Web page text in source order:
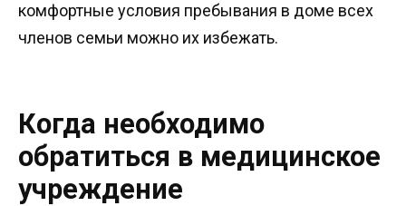
комфортные условия пребывания в доме всех
членов семьи можно их избежать.
Когда необходимо
обратиться в медицинское
учреждение